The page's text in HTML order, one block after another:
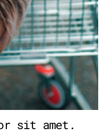
sit amet.